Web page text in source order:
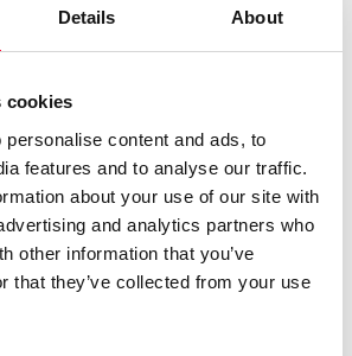
Details About
cookies
content and ads, to
features and to analyse our traffic.
about your use of our site with
and analytics partners who
other information that you’ve
that they’ve collected from your use
en las que no puedo dormir? Pues
hiperactiva y le da por crear
participando en foros de rol conjunto
y en ello continúo... Espero que
Muchísimas gracias por
y leer. ¿Qué vas a encontrar aquí?
que crea mi mente inquieta. Una
imagen, la escena de una película...
las historias que surgen con mis